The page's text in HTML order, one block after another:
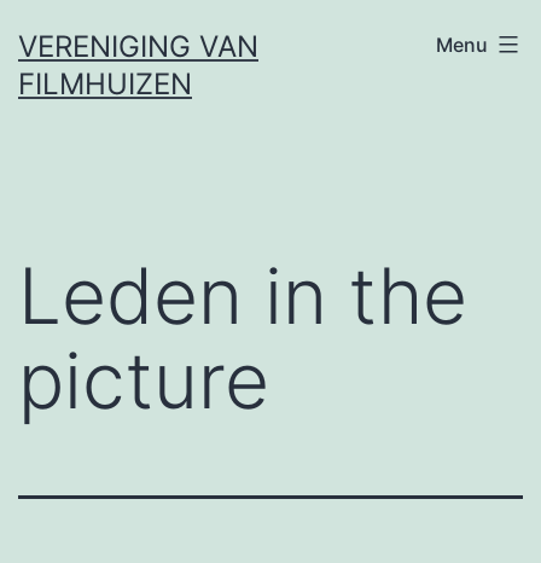
naar
de
VERENIGING VAN
FILMHUIZEN
Menu
Leden in the
picture